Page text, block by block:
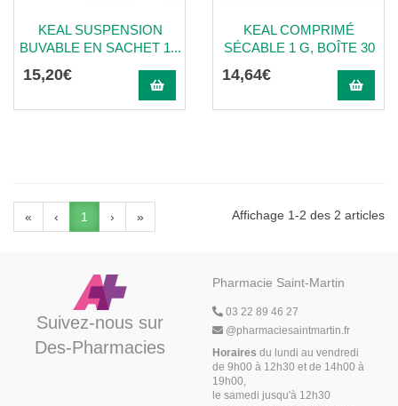
KEAL SUSPENSION
BUVABLE EN SACHET 1...
15,20€
KEAL COMPRIMÉ
SÉCABLE 1 G, BOÎTE 30
14,64€
« ‹ 1 › » Affichage 1-2 des 2 articles
Suivez-nous sur
Des-Pharmacies
Pharmacie Saint-Martin
03 22 89 46 27
@pharmaciesaintmartin.fr
Horaires du lundi au vendredi
de 9h00 à 12h30 et de 14h00 à
19h00,
le samedi jusqu'à 12h30